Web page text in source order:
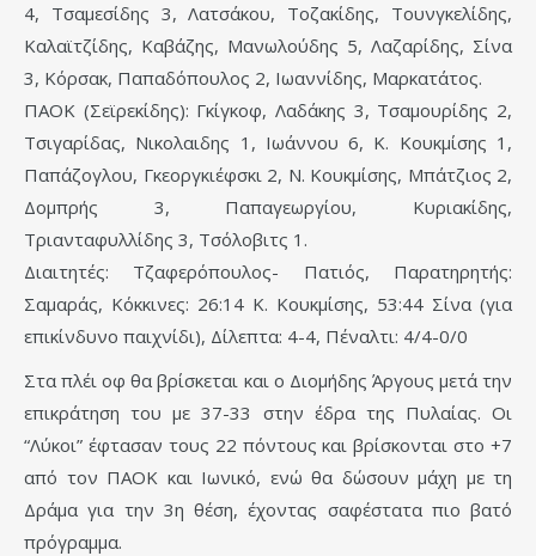
4, Τσαμεσίδης 3, Λατσάκου, Τοζακίδης, Τουνγκελίδης,
Καλαϊτζίδης, Καβάζης, Μανωλούδης 5, Λαζαρίδης, Σίνα
3, Κόρσακ, Παπαδόπουλος 2, Ιωαννίδης, Μαρκατάτος.
ΠΑΟΚ (Σεϊρεκίδης): Γκίγκοφ, Λαδάκης 3, Τσαμουρίδης 2,
Τσιγαρίδας, Νικολαιδης 1, Ιωάννου 6, Κ. Κουκμίσης 1,
Παπάζογλου, Γκεοργκιέφσκι 2, Ν. Κουκμίσης, Μπάτζιος 2,
Δομπρής 3, Παπαγεωργίου, Κυριακίδης,
Τριανταφυλλίδης 3, Τσόλοβιτς 1.
Διαιτητές: Τζαφερόπουλος- Πατιός, Παρατηρητής:
Σαμαράς, Κόκκινες: 26:14 Κ. Κουκμίσης, 53:44 Σίνα (για
επικίνδυνο παιχνίδι), Δίλεπτα: 4-4, Πέναλτι: 4/4-0/0
Στα πλέι οφ θα βρίσκεται και ο Διομήδης Άργους μετά την
επικράτηση του με 37-33 στην έδρα της Πυλαίας. Οι
“Λύκοι” έφτασαν τους 22 πόντους και βρίσκονται στο +7
από τον ΠΑΟΚ και Ιωνικό, ενώ θα δώσουν μάχη με τη
Δράμα για την 3η θέση, έχοντας σαφέστατα πιο βατό
πρόγραμμα.